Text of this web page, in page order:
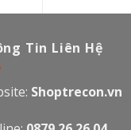
Tin Liên Hệ
Shoptrecon.vn